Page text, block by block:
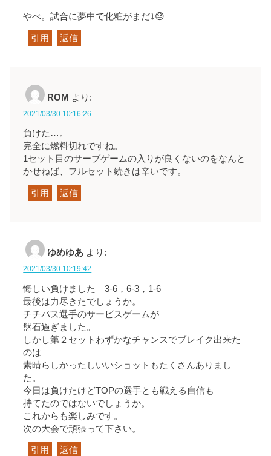
やべ。試合に夢中で化粧がまだ⤵️😓
引用 返信
ROM より:
2021/03/30 10:16:26
負けた…。
完全に燃料切れですね。
1セット目のサーブゲームの入りが良くないのをなんと
かせねば、フルセット続きは辛いです。
引用 返信
ゆめゆあ より:
2021/03/30 10:19:42
悔しい負けました 3-6，6-3，1-6
最後は力尽きたでしょうか。
チチパス選手のサービスゲームが
盤石過ぎました。
しかし第２セットわずかなチャンスでブレイク出来た
のは
素晴らしかったしいいショットもたくさんありまし
た。
今日は負けたけどTOPの選手とも戦える自信も
持てたのではないでしょうか。
これからも楽しみです。
次の大会で頑張って下さい。
引用 返信